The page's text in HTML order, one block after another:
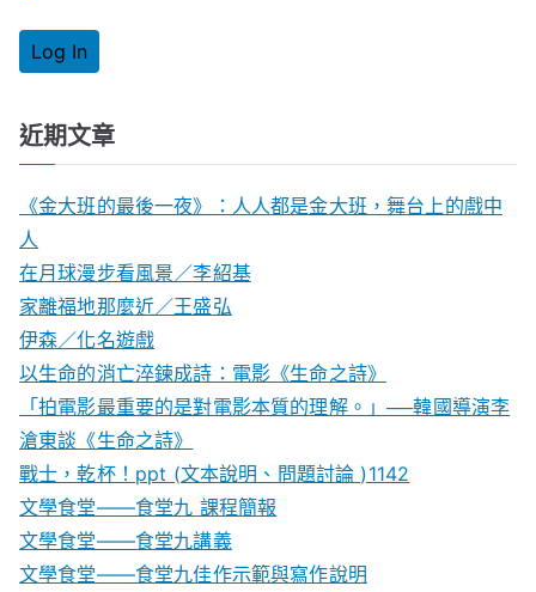
近期文章
《金大班的最後一夜》：人人都是金大班，舞台上的戲中
人
在月球漫步看風景／李紹基
家離福地那麼近／王盛弘
伊森／化名遊戲
以生命的消亡淬鍊成詩：電影《生命之詩》
「拍電影最重要的是對電影本質的理解。」──韓國導演李
滄東談《生命之詩》
戰士，乾杯！ppt (文本說明、問題討論 )1142
文學食堂——食堂九 課程簡報
文學食堂――食堂九講義
文學食堂——食堂九佳作示範與寫作說明